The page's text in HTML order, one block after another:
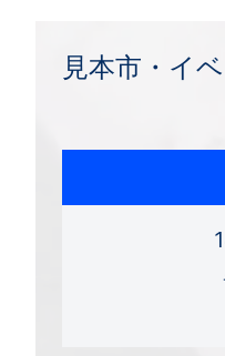
見本市・イ